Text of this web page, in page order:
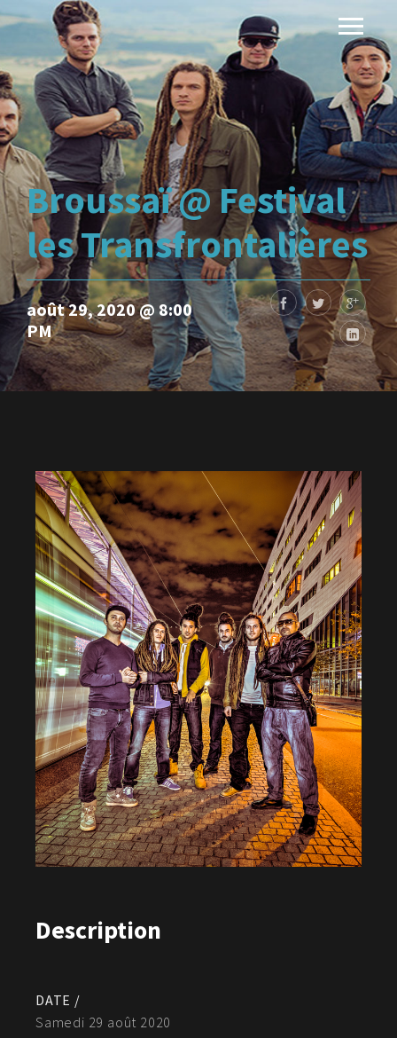
Broussaï @ Festival
les Transfrontalières
août 29, 2020 @ 8:00
PM
Description
DATE /
Samedi 29 août 2020